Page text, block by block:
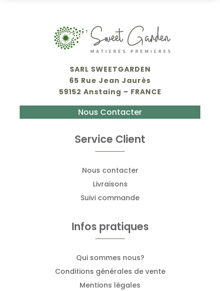
SARL SWEETGARDEN
65 Rue Jean Jaurès
59152 Anstaing – FRANCE
Nous Contacter
Service Client
Nous contacter
Livraisons
Suivi commande
Infos pratiques
Qui sommes nous?
Conditions générales de vente
Mentions légales